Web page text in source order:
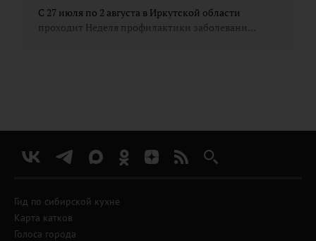
С 27 июля по 2 августа в Иркутской области
проходит Неделя профилактики заболевани...
Гид по сибирской кухне
Карта катков
Голоса города